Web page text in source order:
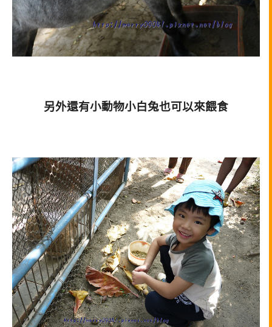
另外還有小動物小白兔也可以來餵食